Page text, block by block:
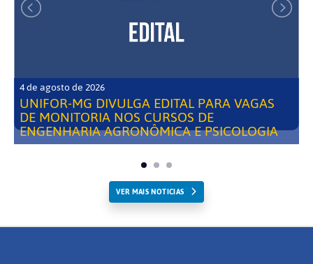
4 de agosto de 2026
UNIFOR-MG DIVULGA EDITAL PARA VAGAS
DE MONITORIA NOS CURSOS DE
ENGENHARIA AGRONÔMICA E PSICOLOGIA
VER MAIS NOTICIAS